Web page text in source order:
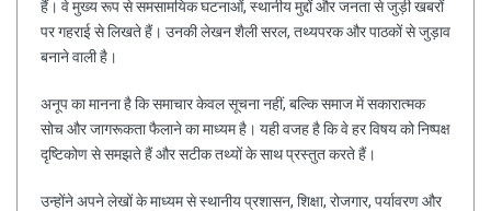
हैं। वे मुख्य रूप से समसामयिक घटनाओं, स्थानीय मुद्दों और जनता से जुड़ी खबरों
पर गहराई से लिखते हैं। उनकी लेखन शैली सरल, तथ्यपरक और पाठकों से जुड़ाव
बनाने वाली है।
अनूप का मानना है कि समाचार केवल सूचना नहीं, बल्कि समाज में सकारात्मक
सोच और जागरूकता फैलाने का माध्यम है। यही वजह है कि वे हर विषय को निष्पक्ष
दृष्टिकोण से समझते हैं और सटीक तथ्यों के साथ प्रस्तुत करते हैं।
उन्होंने अपने लेखों के माध्यम से स्थानीय प्रशासन, शिक्षा, रोजगार, पर्यावरण और